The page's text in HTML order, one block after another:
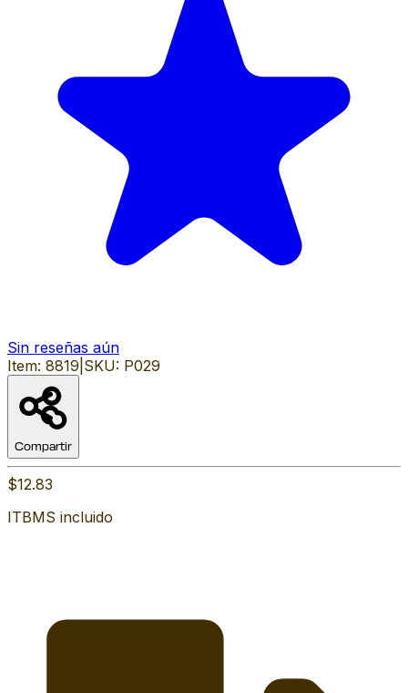
Sin reseñas aún
Item: 8819 SKU: P029
Compartir
$12.83
ITBMS incluido